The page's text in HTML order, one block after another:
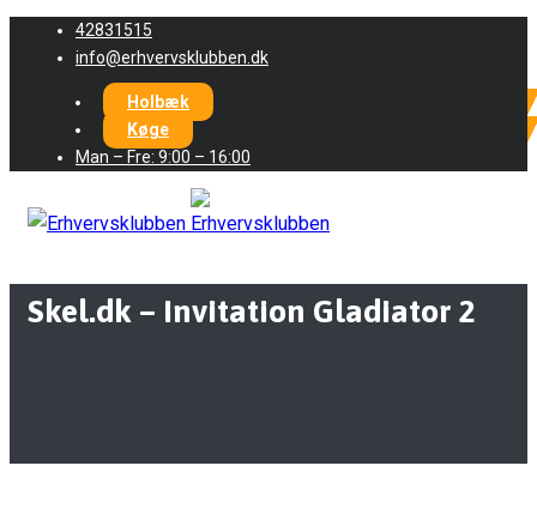
42831515
info@erhvervsklubben.dk
Holbæk
Køge
Man – Fre: 9:00 – 16:00
Skel.dk – Invitation Gladiator 2